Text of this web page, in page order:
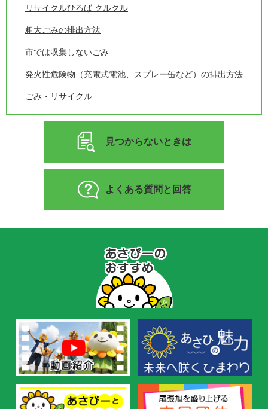
リサイクルひろば クルクル
粗大ごみの排出方法
市では収集しないごみ
発火性危険物（充電式電池、スプレー缶など）の排出方法
ごみ・リサイクル
見つからないときは
よくある質問と回答
の
お
す
め